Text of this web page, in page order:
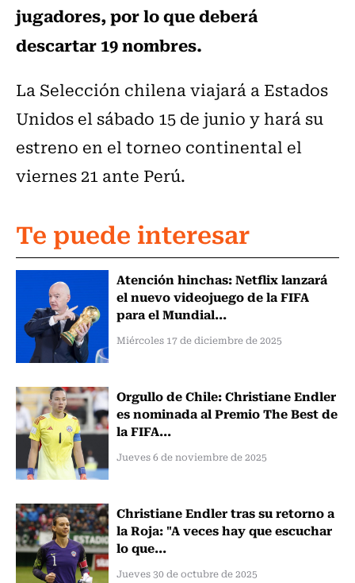
jugadores, por lo que deberá
descartar 19 nombres.
La Selección chilena viajará a Estados
Unidos el sábado 15 de junio y hará su
estreno en el torneo continental el
viernes 21 ante Perú.
Te puede interesar
Atención hinchas: Netflix lanzará
el nuevo videojuego de la FIFA
para el Mundial...
Miércoles 17 de diciembre de 2025
Orgullo de Chile: Christiane Endler
es nominada al Premio The Best de
la FIFA...
Jueves 6 de noviembre de 2025
Christiane Endler tras su retorno a
la Roja: "A veces hay que escuchar
lo que...
Jueves 30 de octubre de 2025